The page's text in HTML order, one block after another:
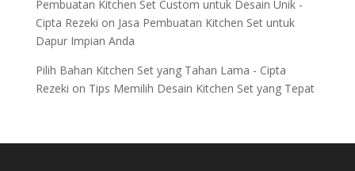
Pembuatan Kitchen Set Custom untuk Desain Unik -
Cipta Rezeki on Jasa Pembuatan Kitchen Set untuk
Dapur Impian Anda
Pilih Bahan Kitchen Set yang Tahan Lama - Cipta
Rezeki on Tips Memilih Desain Kitchen Set yang Tepat